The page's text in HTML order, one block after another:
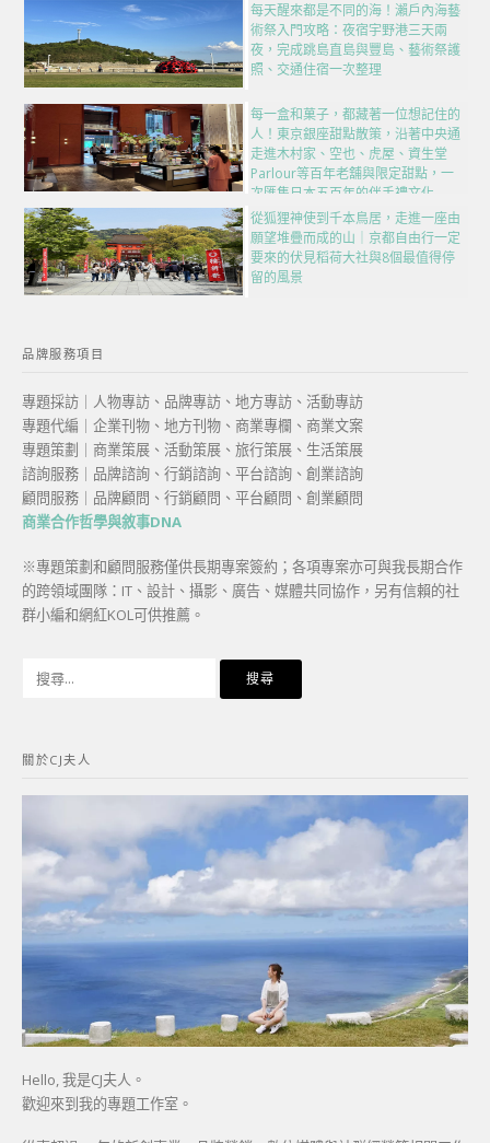
每天醒來都是不同的海！瀨戶內海藝
術祭入門攻略：夜宿宇野港三天兩
夜，完成跳島直島與豐島、藝術祭護
照、交通住宿一次整理
每一盒和菓子，都藏著一位想記住的
人！東京銀座甜點散策，沿著中央通
走進木村家、空也、虎屋、資生堂
Parlour等百年老舖與限定甜點，一
次匯集日本五百年的伴手禮文化
從狐狸神使到千本鳥居，走進一座由
願望堆疊而成的山｜京都自由行一定
要來的伏見稻荷大社與8個最值得停
留的風景
品牌服務項目
專題採訪｜人物專訪、品牌專訪、地方專訪、活動專訪
專題代編｜企業刊物、地方刊物、商業專欄、商業文案
專題策劃｜商業策展、活動策展、旅行策展、生活策展
諮詢服務｜品牌諮詢、行銷諮詢、平台諮詢、創業諮詢
顧問服務｜品牌顧問、行銷顧問、平台顧問、創業顧問
商業合作哲學與敘事DNA
※專題策劃和顧問服務僅供長期專案簽約；各項專案亦可與我長期合作
的跨領域團隊：IT、設計、攝影、廣告、媒體共同協作，另有信賴的社
群小編和網紅KOL可供推薦。
字:
關於CJ夫人
Hello, 我是CJ夫人。
歡迎來到我的專題工作室。